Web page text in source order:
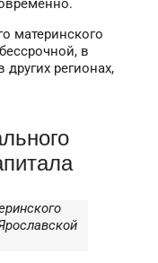
материнского
в
регионах,